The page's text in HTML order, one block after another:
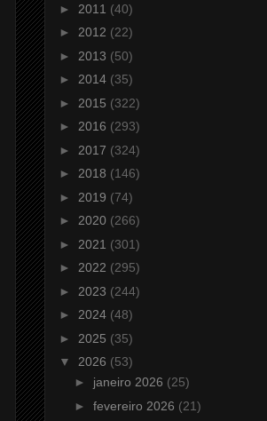
► 2011 (40)
► 2012 (22)
► 2013 (50)
► 2014 (35)
► 2015 (322)
► 2016 (293)
► 2017 (324)
► 2018 (146)
► 2019 (74)
► 2020 (266)
► 2021 (301)
► 2022 (295)
► 2023 (244)
► 2024 (48)
► 2025 (35)
▼ 2026 (53)
► janeiro 2026 (25)
► fevereiro 2026 (21)